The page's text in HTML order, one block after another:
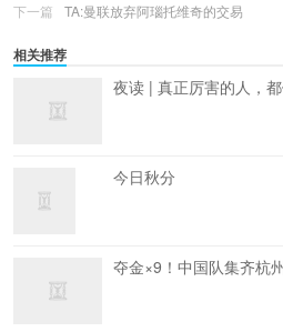
下一篇
TA:曼联放弃阿瑙托维奇的交易
相关推荐
夜读 | 真正厉害的人，
今日秋分
夺金×9！中国队集齐杭